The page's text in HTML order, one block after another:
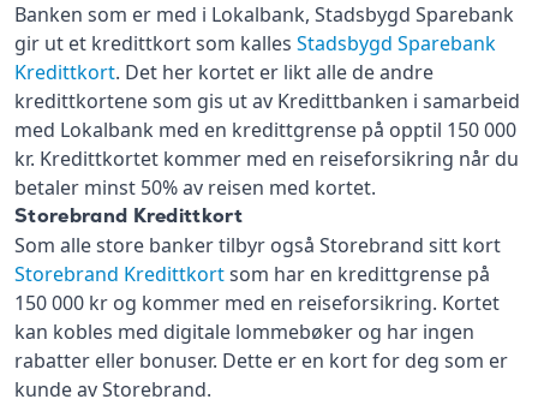
Banken som er med i Lokalbank, Stadsbygd Sparebank
gir ut et kredittkort som kalles Stadsbygd Sparebank
Kredittkort. Det her kortet er likt alle de andre
kredittkortene som gis ut av Kredittbanken i samarbeid
med Lokalbank med en kredittgrense på opptil 150 000
kr. Kredittkortet kommer med en reiseforsikring når du
betaler minst 50% av reisen med kortet.
Storebrand Kredittkort
Som alle store banker tilbyr også Storebrand sitt kort
Storebrand Kredittkortsom har en kredittgrense på
150 000 kr og kommer med en reiseforsikring. Kortet
kan kobles med digitale lommebøker og har ingen
rabatter eller bonuser. Dette er en kort for deg som er
kunde av Storebrand.